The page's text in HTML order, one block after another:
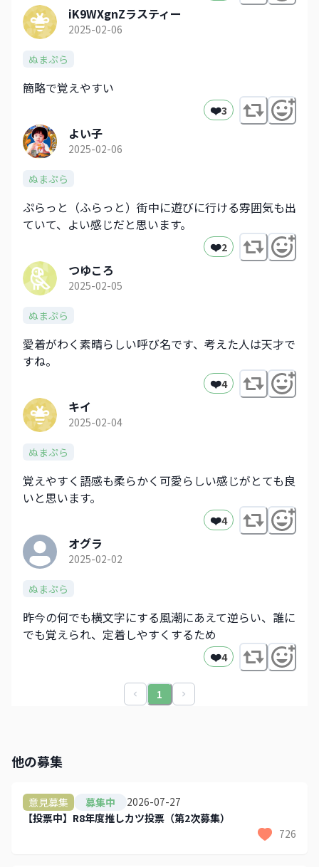
iK9WXgnZラスティー
2025-02-06
ぬまぷら
簡略で覚えやすい
❤️3
よい子
2025-02-06
ぬまぷら
ぷらっと（ふらっと）街中に遊びに行ける雰囲気も出
ていて、よい感じだと思います。
❤️2
つゆころ
2025-02-05
ぬまぷら
愛着がわく素晴らしい呼び名です、考えた人は天才で
すね。
❤️4
キイ
2025-02-04
ぬまぷら
覚えやすく語感も柔らかく可愛らしい感じがとても良
いと思います。
❤️4
オグラ
2025-02-02
ぬまぷら
昨今の何でも横文字にする風潮にあえて逆らい、誰に
でも覚えられ、定着しやすくするため
❤️4
1
他の募集
意見募集 募集中
2026-07-27
【投票中】R8年度推しカツ投票（第2次募集）
726